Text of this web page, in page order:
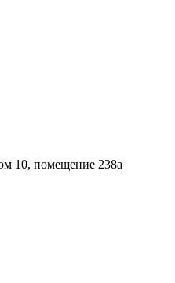
10, помещение 238а